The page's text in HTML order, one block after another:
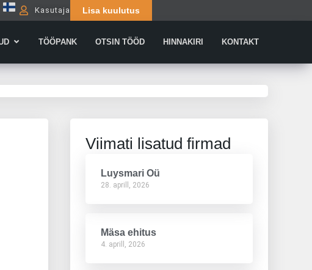
Kasutaja Lisa kuulutus
Open Päringud
TÖÖPANK OTSIN TÖÖD HINNAKIRI KONTAKT
Viimati lisatud firmad
Luysmari Oü
28. aprill, 2026
Mäsa ehitus
4. aprill, 2026